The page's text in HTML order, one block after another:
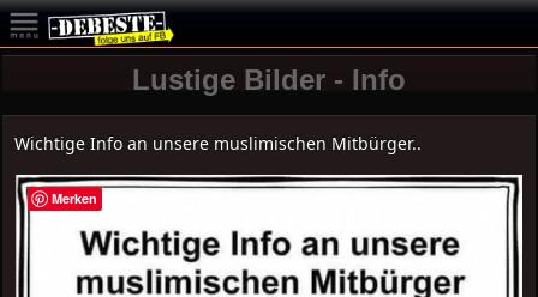
Lustige Bilder - Info
Wichtige Info an unsere muslimischen Mitbürger..
Merken